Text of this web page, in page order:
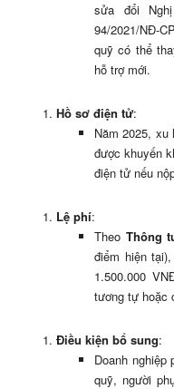
sửa đổi
94/2021/NĐ-
quỹ có thể
hỗ trợ mới.
Hồ sơ điện tử:
Năm 2025, xu
được khuyến
điện tử nếu
Lệ phí:
Theo Thông
điểm hiện
1.500.000
tương tự hoặc
Điều kiện bổ sung:
Doanh
quỹ, người